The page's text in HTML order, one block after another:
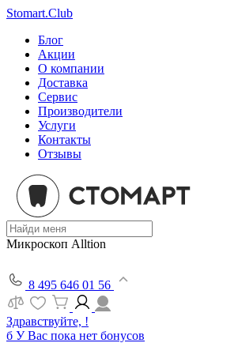
Stomart.Club
Блог
Акции
О компании
Доставка
Сервис
Производители
Услуги
Контакты
Отзывы
Микроскоп Alltion
8 495 646 01 56
Здравствуйте, !
б У Вас пока нет бонусов